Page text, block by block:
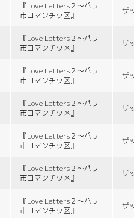
『Love Letters２〜パリ
市ロマンチッ区』
ザ
『Love Letters２〜パリ
市ロマンチッ区』
ザ
『Love Letters２〜パリ
市ロマンチッ区』
ザ
『Love Letters２〜パリ
市ロマンチッ区』
ザ
『Love Letters２〜パリ
市ロマンチッ区』
ザ
『Love Letters２〜パリ
市ロマンチッ区』
ザ
『Love Letters２〜パリ
市ロマンチッ区』
ザ